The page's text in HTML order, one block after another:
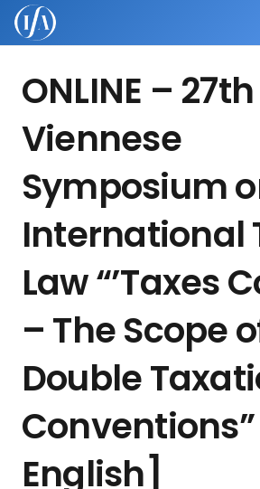
ONLINE – 27th
Viennese
Symposium
International
Law “’Taxes
– The Scope
Double
English]